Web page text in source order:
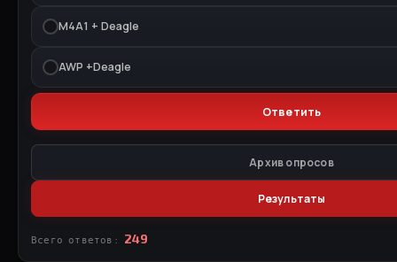
M4A1 + Deagle
AWP +Deagle
Архив опросов
Результаты
Всего ответов: 249